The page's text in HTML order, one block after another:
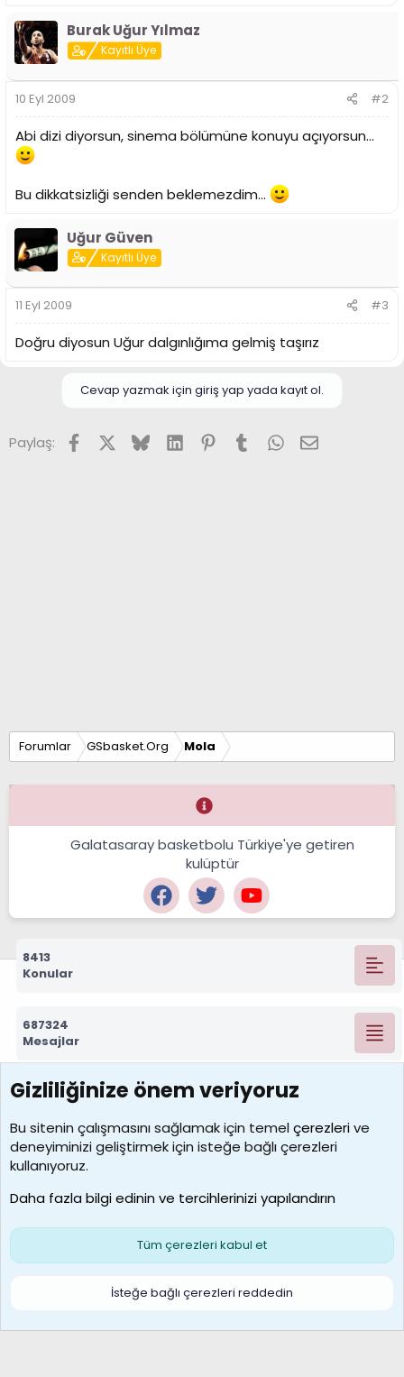
Burak Uğur Yılmaz
Kayıtlı Üye
10 Eyl 2009 #2
Abi dizi diyorsun, sinema bölümüne konuyu açıyorsun...
Bu dikkatsizliği senden beklemezdim...
Uğur Güven
Kayıtlı Üye
11 Eyl 2009 #3
Doğru diyosun Uğur dalgınlığıma gelmiş taşırız
Cevap yazmak için giriş yap yada kayıt ol.
Paylaş: FacebookX (Twitter)
BlueskyLinkedInPinterest
TumblrWhatsApp
E-posta
Forumlar GSbasket.Org Mola
Galatasaray basketbolu Türkiye'ye getiren
kulüptür
8413
Konular
687324
Mesajlar
7390
Kullanıcılar
MosesBrownHayranı
Son üye
Çerezler
S
Gizliliğinize önem veriyoruz
Bu sitenin çalışmasını sağlamak için temelçerezlerive
deneyiminizi geliştirmek için isteğe bağlı çerezleri
kullanıyoruz.
Daha fazla bilgi edinin ve tercihlerinizi yapılandırın
Tüm çerezleri kabul et
İsteğe bağlı çerezleri reddedin